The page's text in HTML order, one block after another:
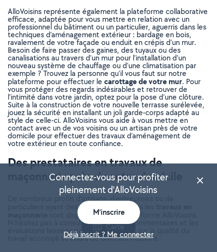
AlloVoisins représente également la plateforme collaborative
efficace, adaptée pour vous mettre en relation avec un
professionnel du bâtiment ou un particulier, aguerris dans les
techniques d’aménagement extérieur : bardage en bois,
ravalement de votre façade ou enduit en crépis d’un mur.
Besoin de faire passer des gaines, des tuyaux ou des
canalisations au travers d’un mur pour l’installation d’un
nouveau système de chauffage ou d’une climatisation par
exemple ? Trouvez la personne qu’il vous faut sur notre
plateforme pour effectuer le carottage de votre mur. Pour
vous protéger des regards indésirables et retrouver de
l’intimité dans votre jardin, optez pour la pose d’une clôture.
Suite à la construction de votre nouvelle terrasse surélevée,
jouez la sécurité en installant un joli garde-corps adapté au
style de celle-ci. AlloVoisins vous aide à vous mettre en
contact avec un de vos voisins ou un artisan près de votre
domicile pour effectuer des travaux d’aménagement de
votre extérieur en toute confiance.
Des prestataires en travaux de
maçonnerie près de votre domicile
De nombreux profils d’artisans, d’entreprises ou de
particuliers ayant des compétences dans les
sont disponibles sur la plateforme AlloVoisins.
N’hésitez pas à consulter les avis, les commentaires et les
évaluations laissées par d’autres voisins sur la qualité du
travail accompli au cours de diverses missions.
Carte
Connectez-vous pour profiter
pleinement d'AlloVoisins
M'inscrire
Déjà inscrit ? Me connecter